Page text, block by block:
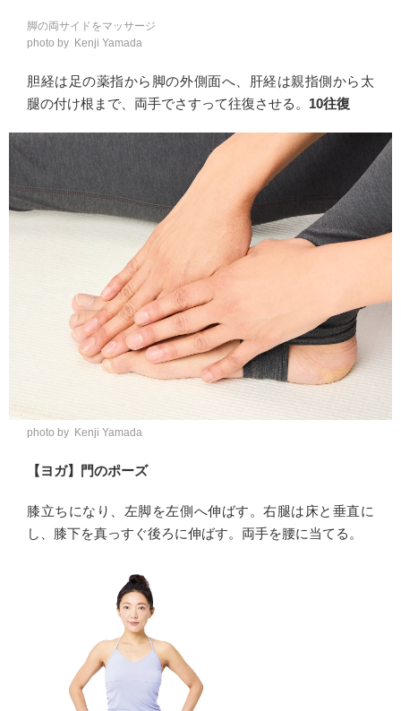
脚の両サイドをマッサージ
photo by Kenji Yamada
胆経は足の薬指から脚の外側面へ、肝経は親指側から太
腿の付け根まで、両手でさすって往復させる。 10往復
photo by Kenji Yamada
【ヨガ】 門のポーズ
膝立ちになり、左脚を左側へ伸ばす。右腿は床と垂直に
し、膝下を真っすぐ後ろに伸ばす。両手を腰に当てる。